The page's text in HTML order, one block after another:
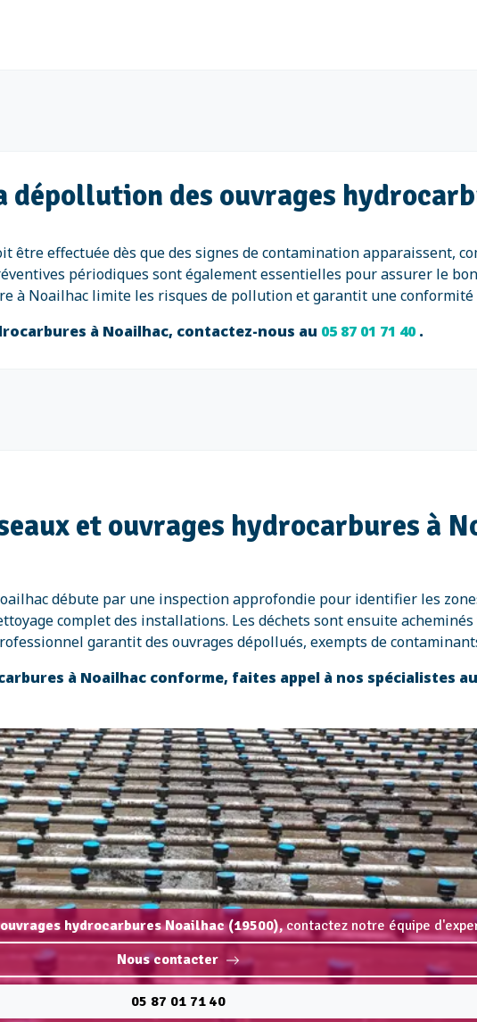
des ouvrages
être effectuée dès que des signes de contamination apparaissent,
périodiques sont également essentielles pour assurer le
à Noailhac limite les risques de pollution et garantit une conformité
à Noailhac, contactez-nous au 05 87 01 71 40.
et ouvrages hydrocarbures à
débute par une inspection approfondie pour identifier les
complet des installations. Les déchets sont ensuite
garantit des ouvrages dépollués, exempts de
à Noailhac conforme, faites appel à nos spécialistes au
hydrocarbures Noailhac (19500),contactez notre équipe
Nous contacter
05 87 01 71 40